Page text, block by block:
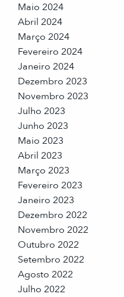
Maio 2024
Abril 2024
Março 2024
Fevereiro 2024
Janeiro 2024
Dezembro 2023
Novembro 2023
Julho 2023
Junho 2023
Maio 2023
Abril 2023
Março 2023
Fevereiro 2023
Janeiro 2023
Dezembro 2022
Novembro 2022
Outubro 2022
Setembro 2022
Agosto 2022
Julho 2022